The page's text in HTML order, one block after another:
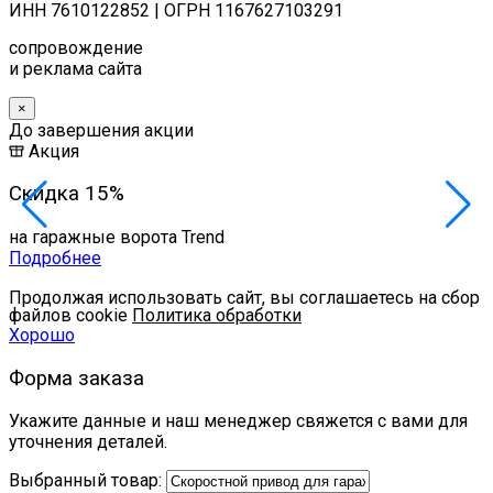
ИНН 7610122852 | ОГРН 1167627103291
сопровождение
и реклама сайта
×
До завершения акции
Акция
Скидка 15%
на гаражные ворота Trend
Подробнее
Продолжая использовать сайт, вы соглашаетесь на сбор
файлов cookie Политика обработки
Хорошо
Форма заказа
Укажите данные и наш менеджер свяжется с вами для
уточнения деталей.
Выбранный товар: